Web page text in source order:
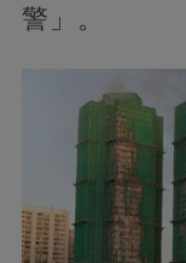
警」。